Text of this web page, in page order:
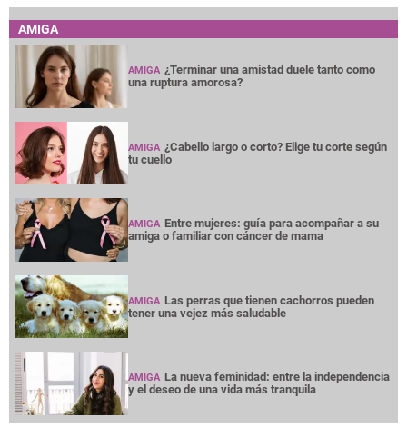
AMIGA
AMIGA ¿Terminar una amistad duele tanto como
una ruptura amorosa?
AMIGA ¿Cabello largo o corto? Elige tu corte según
tu cuello
AMIGA Entre mujeres: guía para acompañar a su
amiga o familiar con cáncer de mama
AMIGA Las perras que tienen cachorros pueden
tener una vejez más saludable
AMIGA La nueva feminidad: entre la independencia
y el deseo de una vida más tranquila